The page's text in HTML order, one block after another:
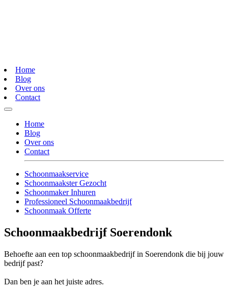
Home
Blog
Over ons
Contact
Home
Blog
Over ons
Contact
Schoonmaakservice
Schoonmaakster Gezocht
Schoonmaker Inhuren
Professioneel Schoonmaakbedrijf
Schoonmaak Offerte
Schoonmaakbedrijf Soerendonk
Behoefte aan een top schoonmaakbedrijf in Soerendonk die bij jouw
bedrijf past?
Dan ben je aan het juiste adres.